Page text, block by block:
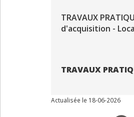
TRAVAUX
d'acquisition -
TRAVAUX
Actualisée le 18-06-2026